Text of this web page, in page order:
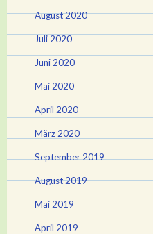
August 2020
Juli 2020
Juni 2020
Mai 2020
April 2020
März 2020
September 2019
August 2019
Mai 2019
April 2019